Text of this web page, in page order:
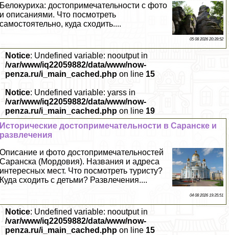
Белокуриха: достопримечательности с фото
и описаниями. Что посмотреть
самостоятельно, куда сходить....
05 08 2026 20:39:52
Notice: Undefined variable: nooutput in
/var/www/iq22059882/data/www/now-
penza.ru/i_main_cached.php on line 15
Notice: Undefined variable: yarss in
/var/www/iq22059882/data/www/now-
penza.ru/i_main_cached.php on line 19
Исторические достопримечательности в Саранске и
развлечения
Описание и фото достопримечательностей
Саранска (Мордовия). Названия и адреса
интересных мест. Что посмотреть туристу?
Куда сходить с детьми? Развлечения....
04 08 2026 19:35:51
Notice: Undefined variable: nooutput in
/var/www/iq22059882/data/www/now-
penza.ru/i_main_cached.php on line 15